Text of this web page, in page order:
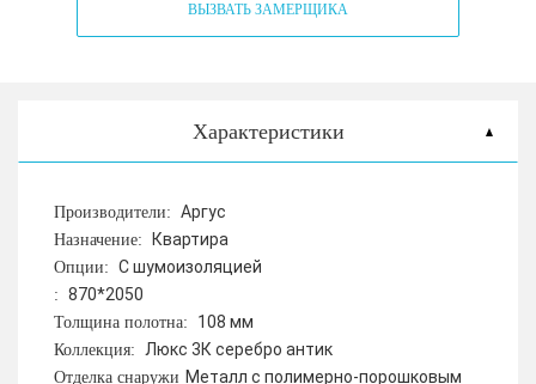
ВЫЗВАТЬ ЗАМЕРЩИКА
Характеристики
Производители: Аргус
Назначение: Квартира
Опции: С шумоизоляцией
: 870*2050
Толщина полотна: 108 мм
Коллекция: Люкс 3К серебро антик
Отделка снаружи Металл с полимерно-порошковым